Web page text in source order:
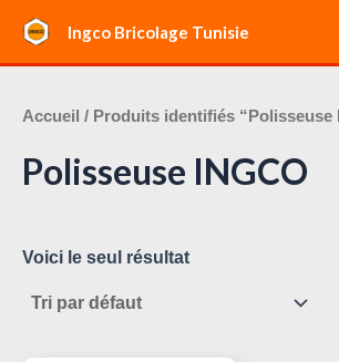
contenu
Ingco Bricolage Tunisie
Accueil / Produits identifiés “Polisseuse
Polisseuse INGCO
Voici le seul résultat